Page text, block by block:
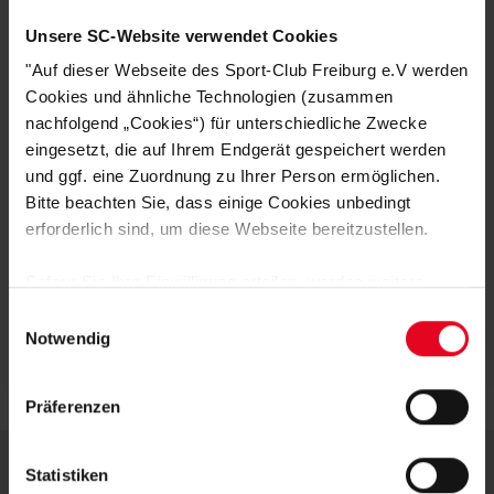
Unsere SC-Website verwendet Cookies
"Auf dieser Webseite des Sport-Club Freiburg e.V werden
Cookies und ähnliche Technologien (zusammen
nachfolgend „Cookies“) für unterschiedliche Zwecke
eingesetzt, die auf Ihrem Endgerät gespeichert werden
und ggf. eine Zuordnung zu Ihrer Person ermöglichen.
Bitte beachten Sie, dass einige Cookies unbedingt
erforderlich sind, um diese Webseite bereitzustellen.
Daten von Ihnen (z.B. persönlichen Identifikatoren oder
IP-Adressen) verarbeitet werden. Durch Klicken auf den
Speicherung aller aufgeführten Cookies und der
Daten für die unten jeweils angegebene Zwecke gem. §
Notwendig
Präferenzen
Statistiken
Perfekt für Training & Freizeit
Material: 100 % Polyester
Zeig Flagge für den Sport-Club – mit einem Shirt, das Leistung und
Leidenschaft vereint.
HERSTELLERANGABEN
Logistiknummer: